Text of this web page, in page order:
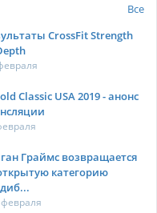
Все
CrossFit Strength
Classic USA 2019 - анонс
Граймс возвращается
категорию